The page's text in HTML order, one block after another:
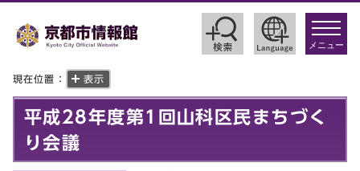
toggle
メニュー
現在位置： 表示
平成28年度第1回山科区民まちづく
り会議